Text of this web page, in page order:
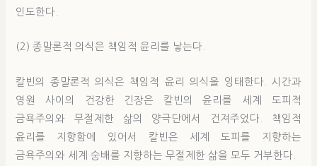
인도한다.
(2) 종말론적 의식은 책임적 윤리를 낳는다.
칼빈의 종말론적 의식은 책임적 윤리 의식을 잉태한다. 시간과
영원 사이의 건강한 긴장은 칼빈의 윤리를 세계 도피적
금욕주의와 무절제한 삶의 양극단에서 건져주었다. 책임적
윤리를 지향함에 있어서 칼빈은 세계 도피를 지향하는
금욕주의와 세계 숭배를 지향하는 무절제한 삶을 모두 거부한다.